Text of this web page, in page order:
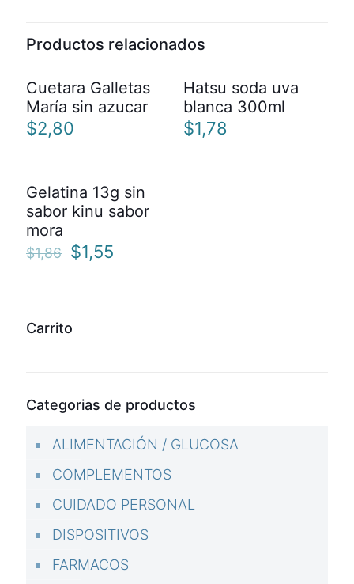
Productos relacionados
Cuetara Galletas
María sin azucar
$2,80
Hatsu soda uva
blanca 300ml
$1,78
EN OFERTA
Gelatina 13g sin
sabor kinu sabor
mora
$1,86 El
$1,86.
$1,55
Carrito
Categorias de productos
ALIMENTACIÓN / GLUCOSA
COMPLEMENTOS
CUIDADO PERSONAL
DISPOSITIVOS
FARMACOS